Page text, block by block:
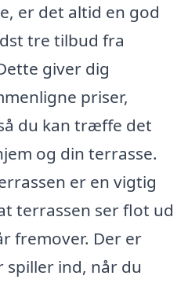
er det altid en god
tre tilbud fra
giver dig
priser,
du kan træffe det
og din terrasse.
er en vigtig
terrassen ser flot ud
fremover. Der er
spiller ind, når du